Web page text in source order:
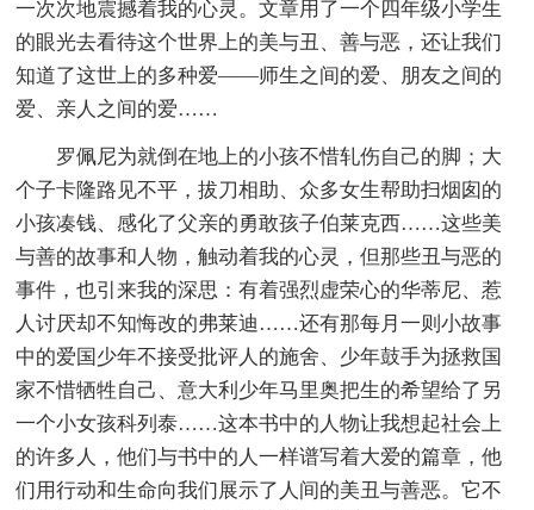
一次次地震撼着我的心灵。文章用了一个四年级小学生
的眼光去看待这个世界上的美与丑、善与恶，还让我们
知道了这世上的多种爱——师生之间的爱、朋友之间的
爱、亲人之间的爱……
罗佩尼为就倒在地上的小孩不惜轧伤自己的脚；大
个子卡隆路见不平，拔刀相助、众多女生帮助扫烟囱的
小孩凑钱、感化了父亲的勇敢孩子伯莱克西……这些美
与善的故事和人物，触动着我的心灵，但那些丑与恶的
事件，也引来我的深思：有着强烈虚荣心的华蒂尼、惹
人讨厌却不知悔改的弗莱迪……还有那每月一则小故事
中的爱国少年不接受批评人的施舍、少年鼓手为拯救国
家不惜牺牲自己、意大利少年马里奥把生的希望给了另
一个小女孩科列泰……这本书中的人物让我想起社会上
的许多人，他们与书中的人一样谱写着大爱的篇章，他
们用行动和生命向我们展示了人间的美丑与善恶。它不